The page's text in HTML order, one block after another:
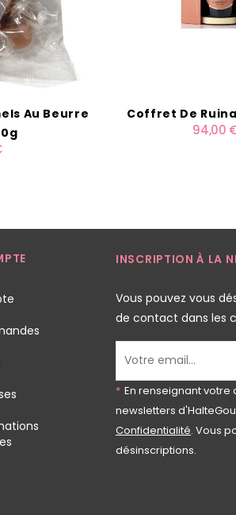
Au Beurre
Coffret De
94,00
INSCRIPTION À LA
Vous pouvez vous
de contact dans les
* En renseignant
newsletters
Confidentialité. Vous
désinscriptions.